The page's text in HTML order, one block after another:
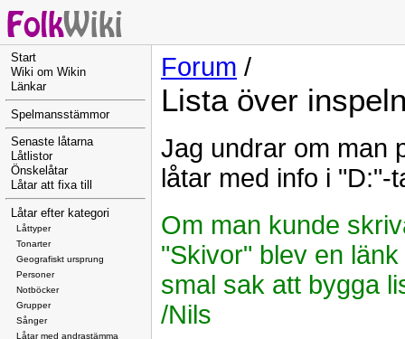
Start
Wiki om Wikin
Länkar
Spelmansstämmor
Senaste låtarna
Låtlistor
Önskelåtar
Låtar att fixa till
Låtar efter kategori
Låttyper
Tonarter
Geografiskt ursprung
Personer
Notböcker
Grupper
Sånger
Låtar med andrastämma
Forum /
Lista över
Jag undrar om man
låtar med info i "D:"-
Om man kunde
"Skivor" blev en
smal sak att bygga
/Nils